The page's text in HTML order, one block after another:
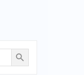
Search Button